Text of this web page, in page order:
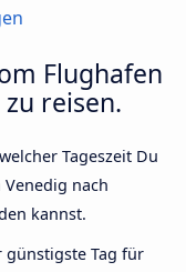
Flughafen
reisen.
Tageszeit Du
nach
kannst.
günstigste Tag für